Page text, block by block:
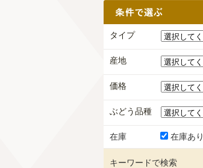
タイプ
産地
価格
ぶどう品種
在庫 在庫あり
キーワードで検索